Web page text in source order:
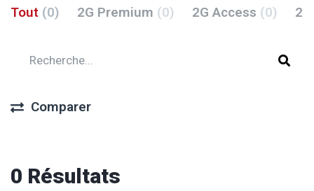
Tout (0) 2G Premium (0) 2G Access (0)
Comparer
0 Résultats